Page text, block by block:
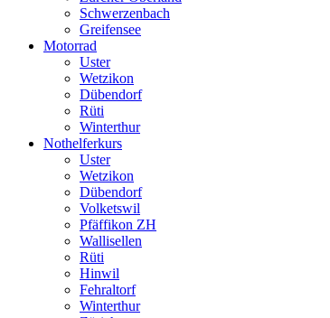
Schwerzenbach
Greifensee
Motorrad
Uster
Wetzikon
Dübendorf
Rüti
Winterthur
Nothelferkurs
Uster
Wetzikon
Dübendorf
Volketswil
Pfäffikon ZH
Wallisellen
Rüti
Hinwil
Fehraltorf
Winterthur